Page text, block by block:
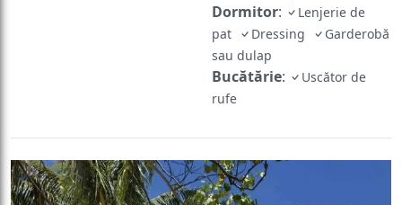
Dormitor:
Lenjerie de
pat
Dressing
Garderobă
sau dulap
Bucătărie:
Uscător de
rufe